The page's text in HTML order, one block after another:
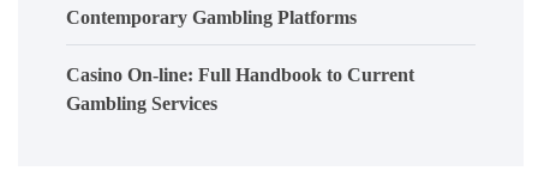
Contemporary Gambling Platforms
Casino On-line: Full Handbook to Current
Gambling Services